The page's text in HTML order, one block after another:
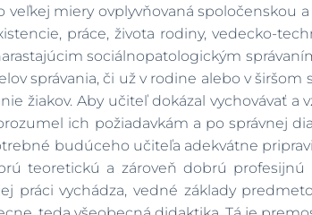
veľkej miery ovplyvňovaná spoločenskou
práce, života rodiny, vedecko-
sociálnopatologickým
správania, či už v rodine alebo v
žiakov. Aby učiteľ dokázal vychovávať
ich požiadavkám a po správnej
budúceho učiteľa adekvátne
teoretickú a zároveň dobrú
práci vychádza, vedné základy